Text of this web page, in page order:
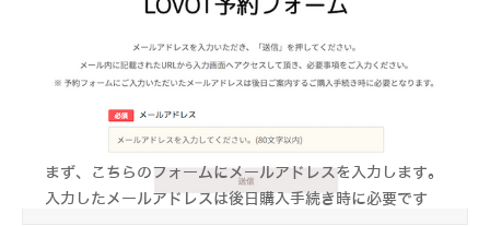
まず、こちらのフォームにメールアドレスを入力します。
入力したメールアドレスは後日購入手続き時に必要です